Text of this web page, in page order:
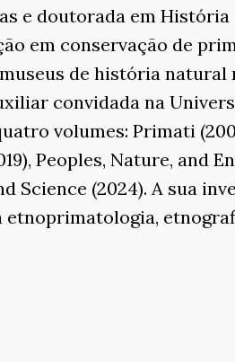
e doutorada em História
em conservação de
de história natural
convidada na
volumes: Primati
Peoples, Nature, and
Science (2024). A sua
etnoprimatologia,